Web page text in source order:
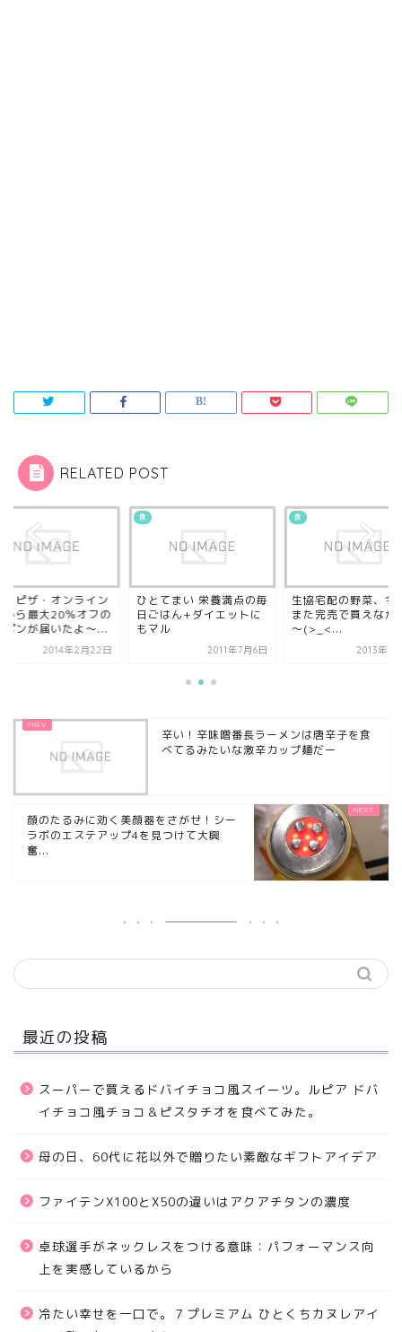
RELATED POST
ノピザ・オンライン
から最大20％オフの
ポンが届いたよ～...
2014年2月22日
食
ひとてまい 栄養満点の毎
日ごはん+ダイエットに
もマル
2011年7月6日
食
生協宅配の野菜、今
また完売で買えなか
～(>_<...
2013年12
辛い！辛味噌番長ラーメンは唐辛子を食
べてるみたいな激辛カップ麺だー
顔のたるみに効く美顔器をさがせ！シー
ラボのエステアップ4を見つけて大興
奮...
最近の投稿
スーパーで買えるドバイチョコ風スイーツ。ルピア ドバ
イチョコ風チョコ＆ピスタチオを食べてみた。
母の日、60代に花以外で贈りたい素敵なギフトアイデア
ファイテンX100とX50の違いはアクアチタンの濃度
卓球選手がネックレスをつける意味：パフォーマンス向
上を実感しているから
冷たい幸せを一口で。７プレミアム ひとくちカヌレアイ